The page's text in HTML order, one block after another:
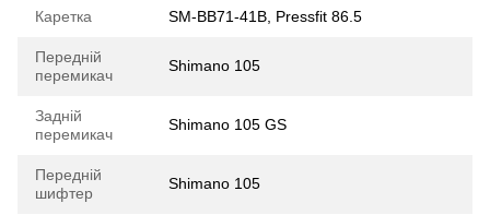
Каретка SM-BB71-41B, Pressfit 86.5
Передній
перемикач
Shimano 105
Задній
перемикач
Shimano 105 GS
Передній
шифтер
Shimano 105